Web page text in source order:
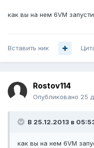
как вы на нем 6VM
Вставить ник
Rostov114
Опубликовано 25
В 25.12.2013 в
как вы на нем 6VM